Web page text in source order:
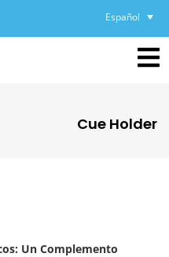
Español
Cue Holder
Un Complemento